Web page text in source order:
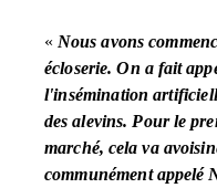
« Nous avons
écloserie. On a fait
l'insémination
des alevins. Pour le
marché, cela va
communément appelé